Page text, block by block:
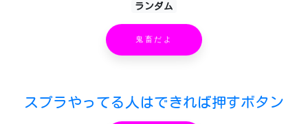
ランダム
鬼畜だよ
スプラやってる人はできれば押すボタン